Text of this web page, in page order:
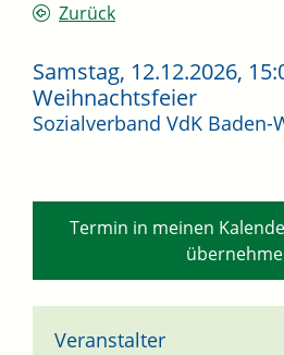
Zurück
Samstag, 12.12.2026
,
Weihnachtsfeier
Sozialverband VdK Baden-
Termin in meinen
Veranstalter